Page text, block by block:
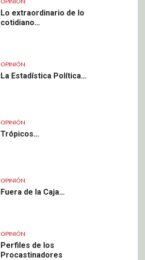
Lo extraordinario de lo
cotidiano…
OPINIÓN
La Estadística Política…
OPINIÓN
Trópicos…
OPINIÓN
Fuera de la Caja…
OPINIÓN
Perfiles de los
Procastinadores